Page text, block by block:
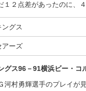
１２点差があったのに、
グス
アーズ
グス96 －91横浜ビー・コ
河村勇輝選手のプレイが